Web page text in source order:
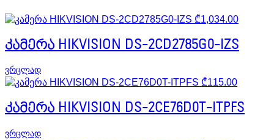
₾1,034.00
კამერა HIKVISION DS-2CD2785G0-IZS
ვრცლად
₾115.00
კამერა HIKVISION DS-2CE76D0T-ITPFS
ვრცლად